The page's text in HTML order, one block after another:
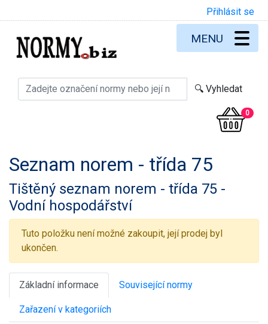
Přihlásit se
0
MENU
Seznam norem - třída 75
Tištěný seznam norem - třída 75 -
Vodní hospodářství
Tuto položku není možné zakoupit, její prodej byl
ukončen.
Základní informace Související normy
Zařazení v kategoriích